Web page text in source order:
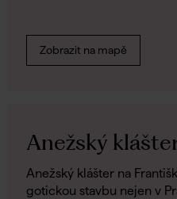
Zobrazit na mapě
Anežský
Anežský klášter na
gotickou stavbu nejen v